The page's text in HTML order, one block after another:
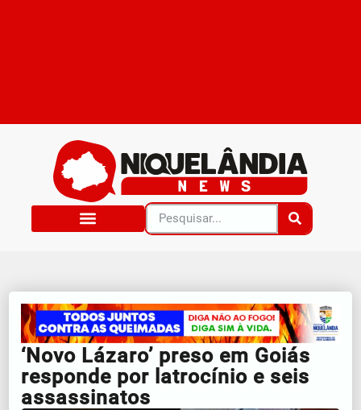
‘Novo Lázaro’ preso em Goiás
responde por latrocínio e seis
assassinatos